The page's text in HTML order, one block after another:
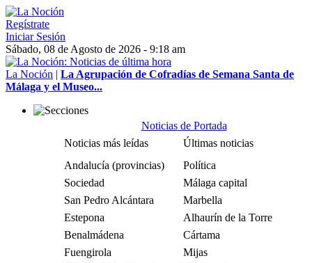
Regístrate
Iniciar Sesión
Sábado, 08 de Agosto de 2026 - 9:18 am
La Noción | La Agrupación de Cofradías de Semana Santa de
Málaga y el Museo...
Noticias de Portada
Noticias más leídas
Últimas noticias
Andalucía (provincias)
Política
Sociedad
Málaga capital
San Pedro Alcántara
Marbella
Estepona
Alhaurín de la Torre
Benalmádena
Cártama
Fuengirola
Mijas